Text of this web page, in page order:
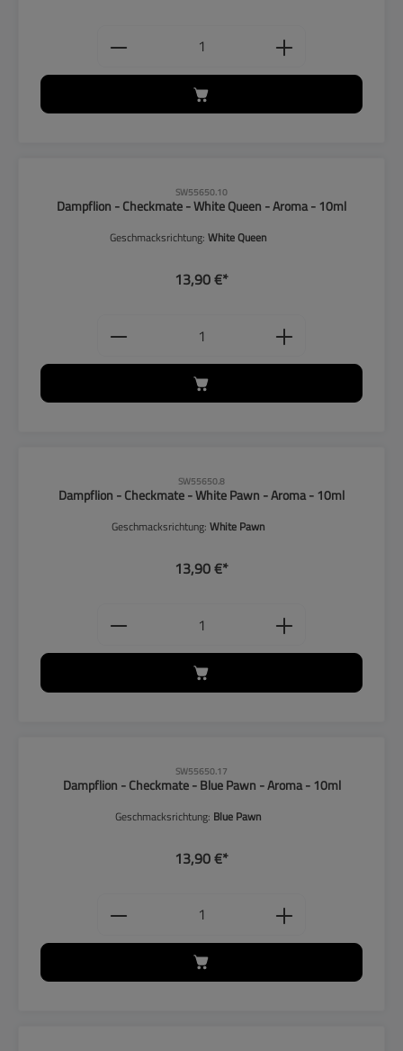
Produkt Anzahl: Gib den
SW55650.10
Dampflion - Checkmate - White Queen - Aroma - 10ml
Geschmacksrichtung: White Queen
13,90 €*
Produkt Anzahl: Gib den
SW55650.8
Dampflion - Checkmate - White Pawn - Aroma - 10ml
Geschmacksrichtung: White Pawn
13,90 €*
Produkt Anzahl: Gib den
SW55650.17
Dampflion - Checkmate - Blue Pawn - Aroma - 10ml
Geschmacksrichtung: Blue Pawn
13,90 €*
Produkt Anzahl: Gib den